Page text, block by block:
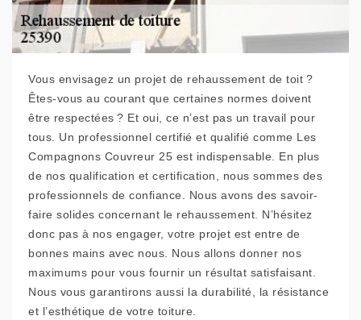
Vous envisagez un projet de rehaussement de toit ?
Êtes-vous au courant que certaines normes doivent
être respectées ? Et oui, ce n’est pas un travail pour
tous. Un professionnel certifié et qualifié comme Les
Compagnons Couvreur 25 est indispensable. En plus
de nos qualification et certification, nous sommes des
professionnels de confiance. Nous avons des savoir-
faire solides concernant le rehaussement. N’hésitez
donc pas à nos engager, votre projet est entre de
bonnes mains avec nous. Nous allons donner nos
maximums pour vous fournir un résultat satisfaisant.
Nous vous garantirons aussi la durabilité, la résistance
et l’esthétique de votre toiture.